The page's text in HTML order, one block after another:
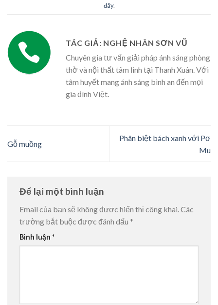
đây.
TÁC GIẢ: NGHỆ NHÂN SƠN VŨ
Chuyên gia tư vấn giải pháp ánh sáng phòng
thờ và nội thất tâm linh tại Thanh Xuân. Với
tâm huyết mang ánh sáng bình an đến mọi
gia đình Việt.
Gỗ muồng
Phân biệt bách xanh với Pơ
Mu
Để lại một bình luận
Email của bạn sẽ không được hiển thị công khai.Các
trường bắt buộc được đánh dấu *
Bình luận *